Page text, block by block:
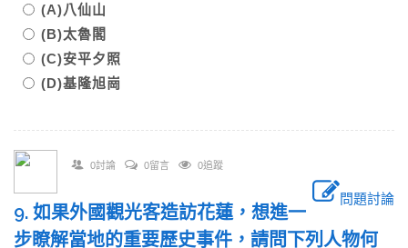
(A)八仙山
(B)太魯閣
(C)安平夕照
(D)基隆旭崗
0討論 0留言 0追蹤
問題討論
9. 如果外國觀光客造訪花蓮，想進一
步瞭解當地的重要歷史事件，請問下列人物何